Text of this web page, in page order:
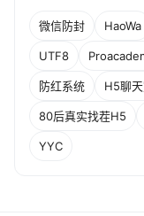
微信防封 HaoWa
UTF8
防红系统 H5聊
80后真实找茬H5
YYC